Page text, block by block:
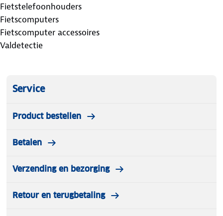
Fietstelefoonhouders
Fietscomputers
Fietscomputer accessoires
Valdetectie
Service
Product bestellen
Betalen
Verzending en bezorging
Retour en terugbetaling